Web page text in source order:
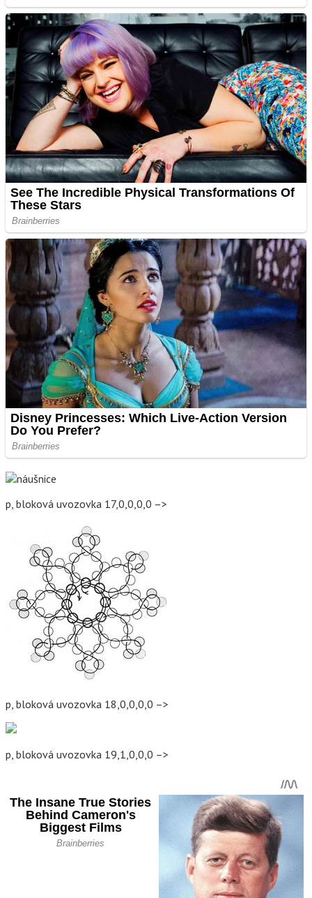
p, bloková uvozovka 17,0,0,0,0 –>
p, bloková uvozovka 18,0,0,0,0 –>
p, bloková uvozovka 19,1,0,0,0 –>